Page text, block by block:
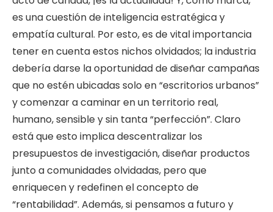
es una cuestión de inteligencia estratégica y
empatía cultural. Por esto, es de vital importancia
tener en cuenta estos nichos olvidados; la industria
debería darse la oportunidad de diseñar campañas
que no estén ubicadas solo en “escritorios urbanos”
y comenzar a caminar en un territorio real,
humano, sensible y sin tanta “perfección”. Claro
está que esto implica descentralizar los
presupuestos de investigación, diseñar productos
junto a comunidades olvidadas, pero que
enriquecen y redefinen el concepto de
“rentabilidad”. Además, si pensamos a futuro y